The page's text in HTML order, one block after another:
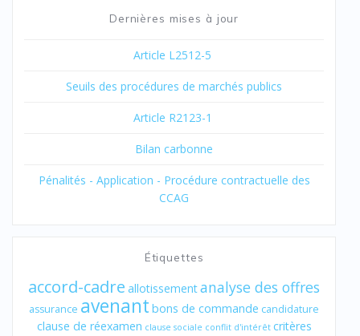
Dernières mises à jour
Article L2512-5
Seuils des procédures de marchés publics
Article R2123-1
Bilan carbonne
Pénalités - Application - Procédure contractuelle des
CCAG
Étiquettes
accord-cadre allotissementanalyse des offres
assurance avenant bons de commande candidature
clause de réexamen clause sociale conflit d'intérêt critères